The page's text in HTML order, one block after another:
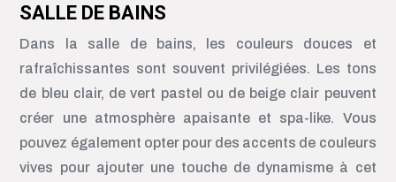
SALLE DE BAINS
Dans la salle de bains, les couleurs douces et
rafraîchissantes sont souvent privilégiées. Les tons
de bleu clair, de vert pastel ou de beige clair peuvent
créer une atmosphère apaisante et spa-like. Vous
pouvez également opter pour des accents de couleurs
vives pour ajouter une touche de dynamisme à cet